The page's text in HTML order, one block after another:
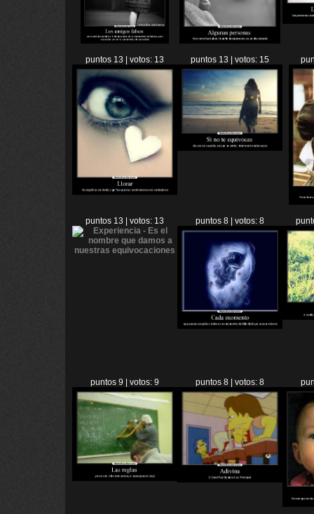
puntos 13 | votos: 13 puntos 13 | votos: 15
puntos 13 | votos: 13 puntos 8 | votos: 8
puntos 9 | votos: 9 puntos 8 | votos: 8